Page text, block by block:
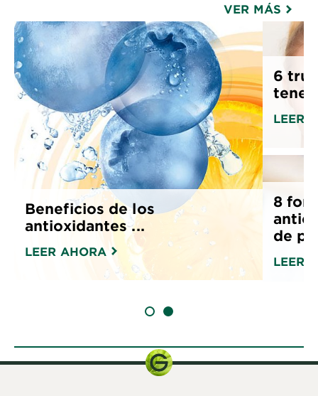
VER MÁS
Beneficios de los
antioxidantes ...
LEER AHORA
6
tener
LEER
8
de
LEER
SLIDE 1SLIDE 2